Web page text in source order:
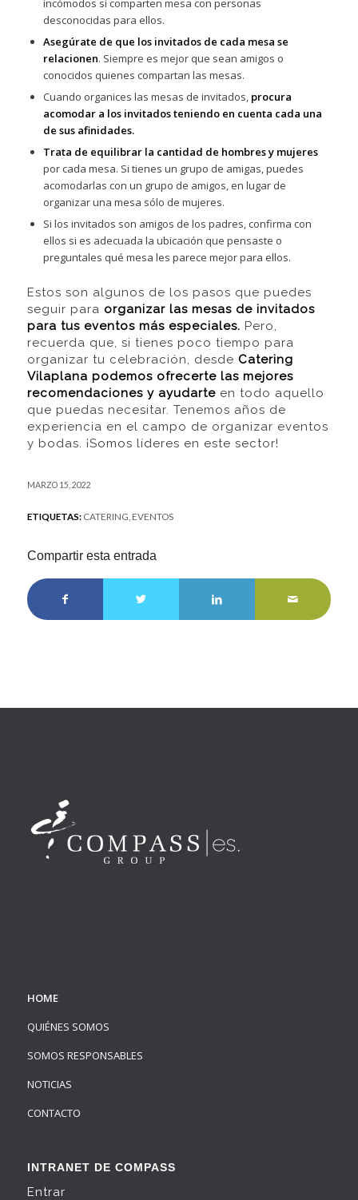
incómodos si comparten mesa con personas
desconocidas para ellos.
Asegúrate de que los invitados de cada mesa se
relacionen. Siempre es mejor que sean amigos o
conocidos quienes compartan las mesas.
Cuando organices las mesas de invitados, procura
acomodar a los invitados teniendo en cuenta cada una
de sus afinidades.
Trata de equilibrar la cantidad de hombres y mujeres
por cada mesa. Si tienes un grupo de amigas, puedes
acomodarlas con un grupo de amigos, en lugar de
organizar una mesa sólo de mujeres.
Si los invitados son amigos de los padres, confirma con
ellos si es adecuada la ubicación que pensaste o
preguntales qué mesa les parece mejor para ellos.
Estos son algunos de los pasos que puedes
seguir para organizar las mesas de invitados
para tus eventos más especiales. Pero,
recuerda que, si tienes poco tiempo para
organizar tu celebración, desde Catering
Vilaplana podemos ofrecerte las mejores
recomendaciones y ayudarte en todo aquello
que puedas necesitar. Tenemos años de
experiencia en el campo de organizar eventos
y bodas. ¡Somos líderes en este sector!
MARZO 15, 2022
ETIQUETAS: CATERING EVENTOS
Compartir esta entrada
HOME
QUIÉNES SOMOS
SOMOS RESPONSABLES
NOTICIAS
CONTACTO
INTRANET DE COMPASS
Entrar